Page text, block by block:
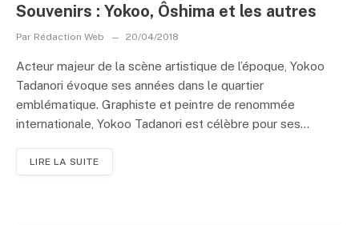
Souvenirs : Yokoo, Ôshima et les autres
Par Rédaction Web 20/04/2018
Acteur majeur de la scène artistique de l’époque, Yokoo
Tadanori évoque ses années dans le quartier
emblématique. Graphiste et peintre de renommée
internationale, Yokoo Tadanori est célèbre pour ses...
LIRE LA SUITE